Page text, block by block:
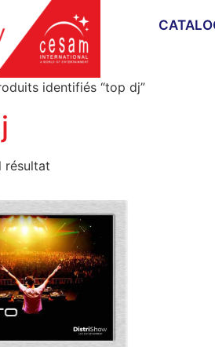
identifiés “top dj”
résultat